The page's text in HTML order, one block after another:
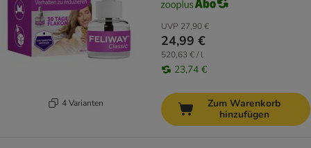
4 Varianten
UVP 27,90 €
24,99 €
520,63 € / l
23,74 €
Zum Warenkorb
hinzufügen